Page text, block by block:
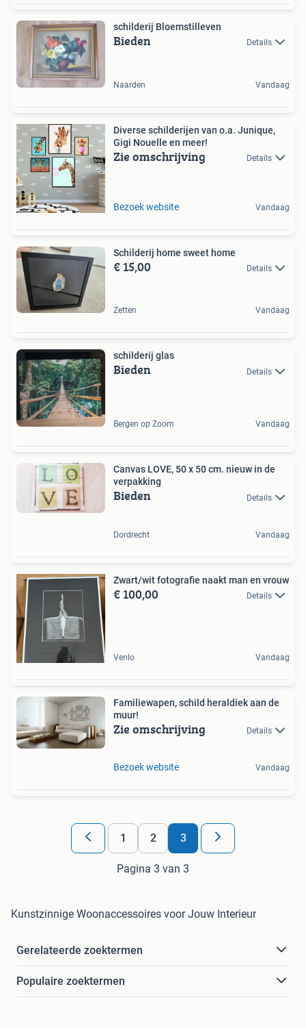
schilderij Bloemstilleven
Bieden Details
Naarden Vandaag
Diverse schilderijen van o.a. Junique,
Gigi Nouelle en meer!
Zie omschrijving Details
Bezoek website Vandaag
Schilderij home sweet home
€ 15,00 Details
Zetten Vandaag
schilderij glas
Bieden Details
Bergen op Zoom Vandaag
Canvas LOVE, 50 x 50 cm. nieuw in de
verpakking
Bieden Details
Dordrecht Vandaag
Zwart/wit fotografie naakt man en vrouw
€ 100,00 Details
Venlo Vandaag
Familiewapen, schild heraldiek aan de
muur!
Zie omschrijving Details
Bezoek website Vandaag
1 2 3
Pagina 3 van 3
Kunstzinnige Woonaccessoires voor Jouw Interieur
Gerelateerde zoektermen
Populaire zoektermen